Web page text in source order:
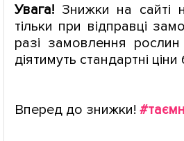
Увага! Знижки на сайті
тільки при відправці
разі замовлення
діятимуть стандартні
Вперед до знижки!